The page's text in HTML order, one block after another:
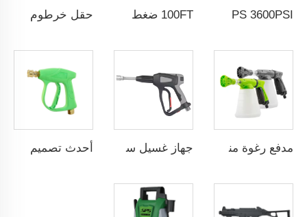
جهاز غسيل سيارات بضغط عالٍ SPS 40دقائق / لتر 5000PSI مسدسات مياه غسيل سيارات مصنوعة من الفولاذ المقاوم للصدأ 304 مع خرطوم رغوة ومسمار أنثى G3/8"